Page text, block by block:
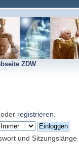
ZDW
oder registrieren
und Sitzungslänge